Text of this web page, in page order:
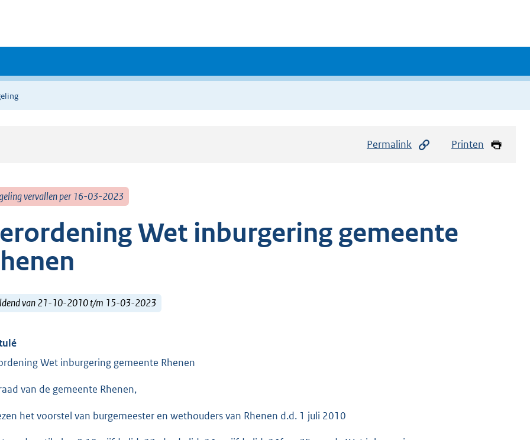
Permalink Printen
vervallen per 16-03-2023
Wet inburgering gemeente
van 21-10-2010 t/m 15-03-2023
Wet inburgering gemeente Rhenen
van de gemeente Rhenen,
het voorstel van burgemeester en wethouders van Rhenen d.d. 1 juli 2010